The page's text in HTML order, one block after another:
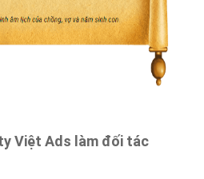
Việt Ads làm đối tác